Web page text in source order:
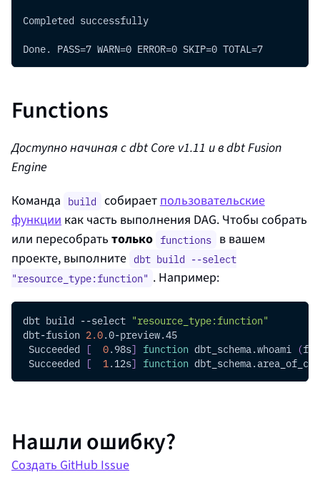
Completed successfully
Done. PASS=7 WARN=0 ERROR=0 SKIP=0 TOTAL=7
Functions
Доступно начиная с dbt Core v1.11 и вdbt Fusion
Engine
Команда build собирает пользовательские
функции как часть выполнения DAG. Чтобы собрать
или пересобрать только functions в вашем
проекте, выполните dbt build --select
"resource_type:function" . Например:
dbt build --select "resource_type:function"
dbt-fusion 2.0.0-preview.45
Succeeded [ 0.98s] function dbt_schema.whoami (
Succeeded [ 1.12s] function
Нашли ошибку?
Создать GitHub Issue